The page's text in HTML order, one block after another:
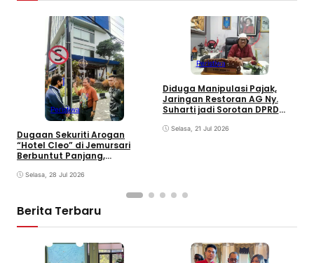
Peristiwa
Dugaan Sekuriti Arogan
“Hotel Cleo” di Jemursari
Berbuntut Panjang,
Mulai Dipertanyakan
Selasa, 28 Jul 2026
Peristiwa
Diduga Manipulasi Pajak,
Jaringan Restoran AG Ny.
Suharti jadi Sorotan DPRD
Selasa, 21 Jul 2026
Berita Terbaru